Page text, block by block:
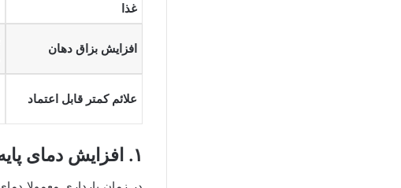
غذا
افزایش بزاق دهان
علائم کمتر قابل اعتماد
۱. افزایش دمای پایه بدن